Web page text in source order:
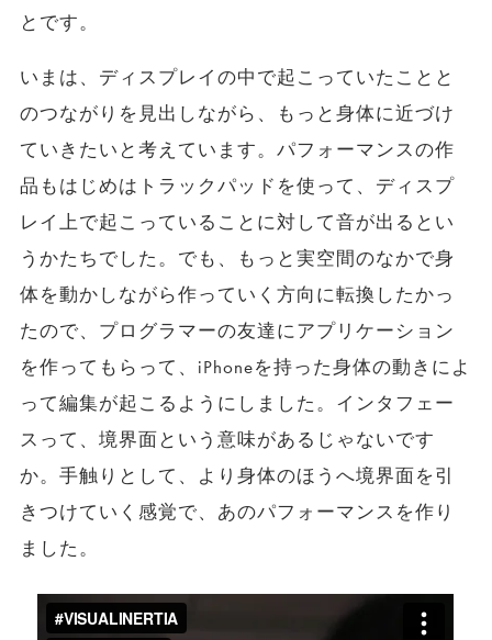
とです。
いまは、ディスプレイの中で起こっていたことと
のつながりを見出しながら、もっと身体に近づけ
ていきたいと考えています。パフォーマンスの作
品もはじめはトラックパッドを使って、ディスプ
レイ上で起こっていることに対して音が出るとい
うかたちでした。でも、もっと実空間のなかで身
体を動かしながら作っていく方向に転換したかっ
たので、プログラマーの友達にアプリケーション
を作ってもらって、iPhoneを持った身体の動きによ
って編集が起こるようにしました。インタフェー
スって、境界面という意味があるじゃないです
か。手触りとして、より身体のほうへ境界面を引
きつけていく感覚で、あのパフォーマンスを作り
ました。